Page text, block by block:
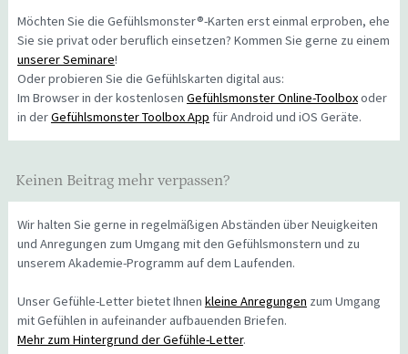
Möchten Sie die Gefühlsmonster®-Karten erst einmal erproben, ehe
Sie sie privat oder beruflich einsetzen? Kommen Sie gerne zu einem
unserer Seminare!
Oder probieren Sie die Gefühlskarten digital aus:
Im Browser in der kostenlosen Gefühlsmonster Online-Toolboxoder
in derGefühlsmonster Toolbox App für Android und iOS Geräte.
Keinen Beitrag mehr verpassen?
Wir halten Sie gerne in regelmäßigen Abständen über Neuigkeiten
und Anregungen zum Umgang mit den Gefühlsmonstern und zu
unserem Akademie-Programm auf dem Laufenden.
Unser Gefühle-Letter bietet Ihnen kleine Anregungen zum Umgang
mit Gefühlen in aufeinander aufbauenden Briefen.
Mehr zum Hintergrund der Gefühle-Letter.